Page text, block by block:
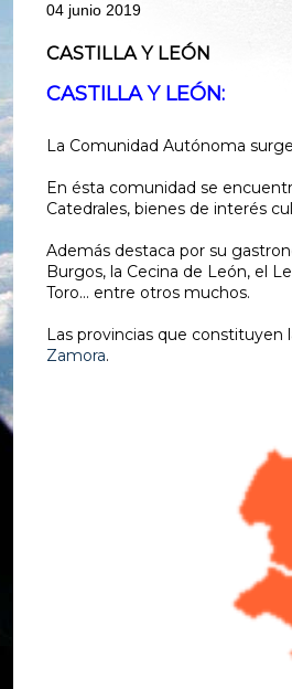
04 junio 2019
CASTILLA Y LEÓN
CASTILLA Y LEÓN:
La Comunidad Autónoma
En ésta comunidad se
Catedrales, bienes de interés
Además destaca por su
Burgos, la Cecina de León, el
Toro... entre otros muchos.
Las provincias que constituyen
Zamora.